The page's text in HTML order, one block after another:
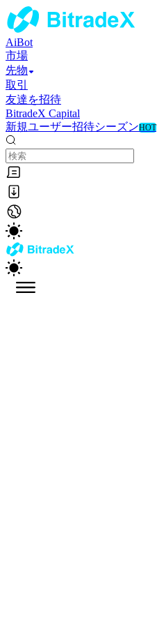
AiBot
市場
先物
取引
友達を招待
BitradeX Capital
新規ユーザー招待シーズンHOT